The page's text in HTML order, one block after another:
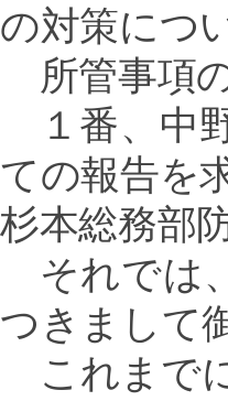
の対策につ
所管事項
１番、中
ての報告を
杉本総務部
それでは
つきまして
これまで